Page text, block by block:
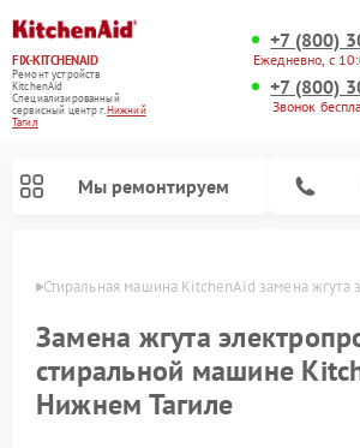
FIX-KITCHENAID
Ремонт устройств
KitchenAid
Специализированный
cервисный центр г.Нижний
Тагил
+7 (800)
Ежедневно, с
+7 (800)
Звонок
Мы ремонтируем
Стиральная машина KitchenAid замена жгута
Замена жгута
стиральной машине
Нижнем Тагиле